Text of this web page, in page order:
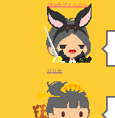
ほmラブぐへぐへ
りりか